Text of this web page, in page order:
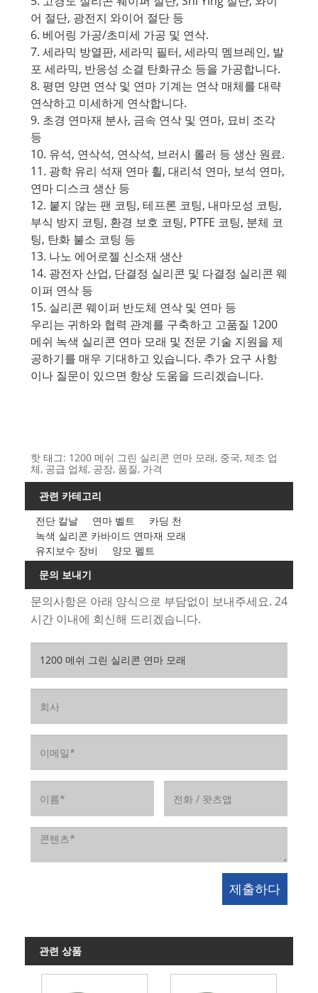
어 절단, 광전지 와이어 절단 등
6. 베어링 가공/초미세 가공 및 연삭.
7. 세라믹 방열판, 세라믹 필터, 세라믹 멤브레인, 발
포 세라믹, 반응성 소결 탄화규소 등을 가공합니다.
8. 평면 양면 연삭 및 연마 기계는 연삭 매체를 대략
연삭하고 미세하게 연삭합니다.
9. 초경 연마재 분사, 금속 연삭 및 연마, 묘비 조각
등
10. 유석, 연삭석, 연삭석, 브러시 롤러 등 생산 원료.
11. 광학 유리 석재 연마 휠, 대리석 연마, 보석 연마,
연마 디스크 생산 등
12. 붙지 않는 팬 코팅, 테프론 코팅, 내마모성 코팅,
부식 방지 코팅, 환경 보호 코팅, PTFE 코팅, 분체 코
팅, 탄화 불소 코팅 등
13. 나노 에어로젤 신소재 생산
14. 광전자 산업, 단결정 실리콘 및 다결정 실리콘 웨
이퍼 연삭 등
15. 실리콘 웨이퍼 반도체 연삭 및 연마 등
우리는 귀하와 협력 관계를 구축하고 고품질 1200
메쉬 녹색 실리콘 연마 모래 및 전문 기술 지원을 제
공하기를 매우 기대하고 있습니다. 추가 요구 사항
이나 질문이 있으면 항상 도움을 드리겠습니다.
핫 태그: 1200 메쉬 그린 실리콘 연마 모래, 중국, 제조 업
체, 공급 업체, 공장, 품질, 가격
관련 카테고리
전단 칼날
연마 벨트
카딩 천
녹색 실리콘 카바이드 연마재 모래
유지보수 장비
양모 펠트
문의 보내기
문의사항은 아래 양식으로 부담없이 보내주세요. 24
시간 이내에 회신해 드리겠습니다.
관련 상품